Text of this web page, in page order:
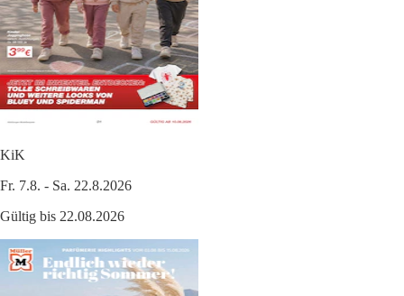
KiK
Fr. 7.8. - Sa. 22.8.2026
Gültig bis 22.08.2026